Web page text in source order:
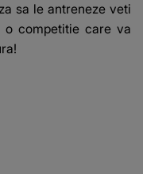
sa le antreneze veti
o competitie care va